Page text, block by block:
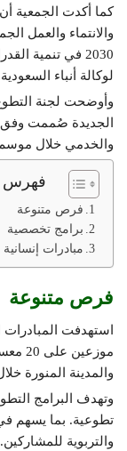
كما أكدت الجمعية
والانتماء والعمل
2030 في تنمية
لوكالة أنباء
وأوضحت لجنة
الجديدة صُممت وفق
والخدمي خلال
فهرس
فرص متنوعة
برامج تخصصية
مبادرات إنسانية
فرص متنوعة
استهدفت
والمدينة المنورة
تطوعية. بما يسهم في
والتربوية للمشاركين.